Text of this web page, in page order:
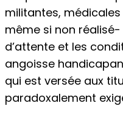
militantes,
même si non
d’attente et les
angoisse
qui est versée aux
paradoxalement